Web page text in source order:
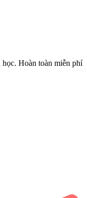
Hoàn toàn miễn phí